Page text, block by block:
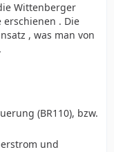
Wittenberger
erschienen . Die
, was man von
(BR110), bzw.
und